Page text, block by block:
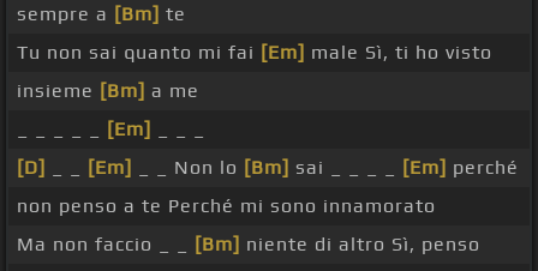
sempre a [Bm] te
Tu non sai quanto mi fai [Em] male Sì, ti ho visto
insieme [Bm] a me
[Em]
[D]
[Em] _ _ Non lo [Bm] sai _ _ _ _ [Em] perché
non penso a te Perché mi sono innamorato
Ma non faccio _ _
[Bm] niente di altro Sì, penso